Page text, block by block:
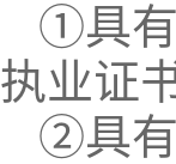
①具
执业证
②具